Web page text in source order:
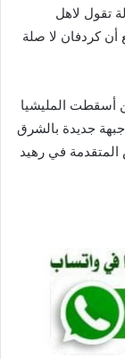
تقول لاهل
أن كردفان لا صلة
أسقطت المليشيا
جديدة بالشرق
في رهيد